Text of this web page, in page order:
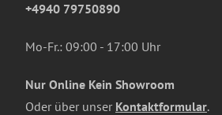
+4940 79750890
Mo-Fr.: 09:00 - 17:00 Uhr
Nur Online Kein Showroom
Oder über unser Kontaktformular.